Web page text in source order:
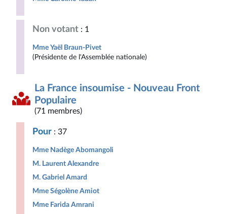
Non votant : 1
Mme Yaël Braun-Pivet
(Présidente de l'Assemblée nationale)
La France insoumise - Nouveau Front
Populaire
(71 membres)
Pour : 37
Mme Nadège Abomangoli
M. Laurent Alexandre
M. Gabriel Amard
Mme Ségolène Amiot
Mme Farida Amrani